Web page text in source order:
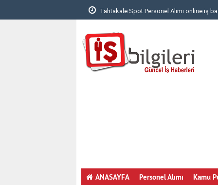
Tahtakale Spot Personel Alımı online iş
ANASAYFA Personel Alımı Kamu